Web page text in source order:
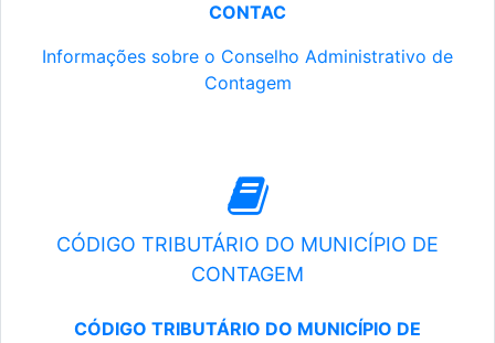
CONTAC
Informações sobre o Conselho Administrativo de
Contagem
CÓDIGO TRIBUTÁRIO DO MUNICÍPIO DE
CONTAGEM
CÓDIGO TRIBUTÁRIO DO MUNICÍPIO DE